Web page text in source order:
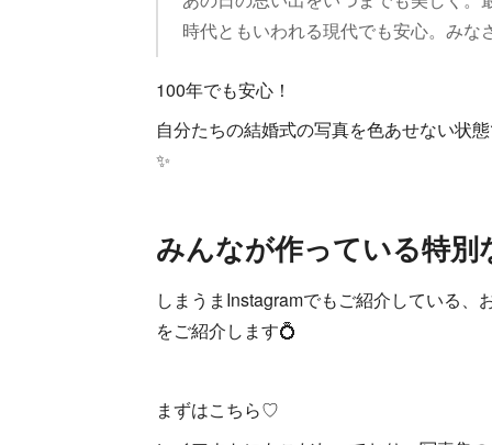
時代ともいわれる現代でも安心。み
100年でも安心！
自分たちの結婚式の写真を色あせない状
✨
みんなが作っている特別
しまうまInstagramでもご紹介している
をご紹介します💍
まずはこちら♡